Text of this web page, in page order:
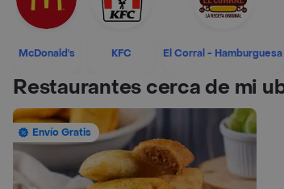
McDonald's KFC El Corral - Hamburguesa
Restaurantes cerca de mi
Envío Gratis